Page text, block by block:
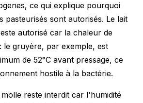
ce qui explique pourquoi
pasteurisés sont autorisés. Le lait
autorisé car la chaleur de
le gruyère, par exemple, est
de 52°C avant pressage, ce
hostile à la bactérie.
reste interdit car l'humidité